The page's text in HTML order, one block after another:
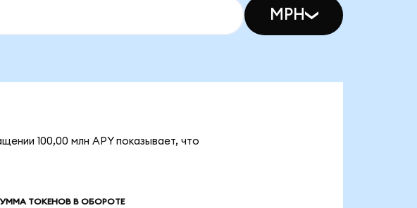
MPH
100,00 млн APY показывает, что
ТОКЕНОВ В ОБОРОТЕ